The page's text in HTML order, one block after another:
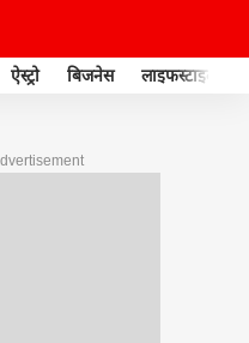
ऐस्ट्रो बिजनेस लाइफस्टाइल